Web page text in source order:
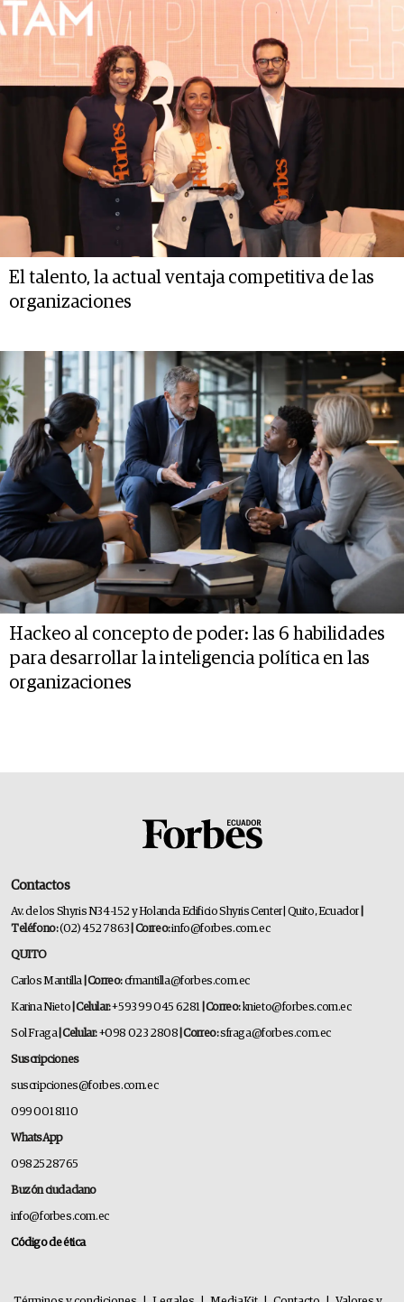
El talento, la actual ventaja competitiva de las
organizaciones
Hackeo al concepto de poder: las 6 habilidades
para desarrollar la inteligencia política en las
organizaciones
Contactos
Av. de los Shyris N34-152 y Holanda Edificio Shyris Center | Quito, Ecuador
Teléfono:(02) 452 7863 | Correo:info@forbes.com.ec
QUITO
Carlos Mantilla | Correo:cfmantilla@forbes.com.ec
Karina Nieto | Celular:+593 99 045 6281 | Correo:knieto@forbes.com.ec
Sol Fraga| Celular:+098 023 2808 | Correo:sfraga@forbes.com.ec
Suscripciones
suscripciones@forbes.com.ec
099 001 8110
WhatsApp
0982528765
Buzón ciudadano
info@forbes.com.ec
Código de ética